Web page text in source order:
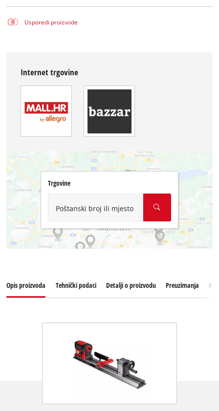
Usporedi proizvode
Internet trgovine
Trgovine
Poštanski broj ili mjesto
Opis proizvoda Tehnički podaci Detalji o proizvodu Preuzimanja